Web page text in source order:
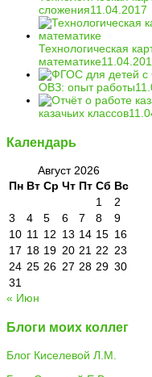
сложения11.04.2017
Технологическая
математике
ОВЗ: опыт работы
казачьих классов
Календарь
Август 2026
Пн Вт Ср Чт Пт Сб Вс
1
2
3
4 5 6 7 8
9
10 11 12 13 14 15 16
17 18 19 20 21 22 23
24 25 26 27 28 29 30
31
« Июн
Блоги моих коллег
Блог Киселевой Л.М.